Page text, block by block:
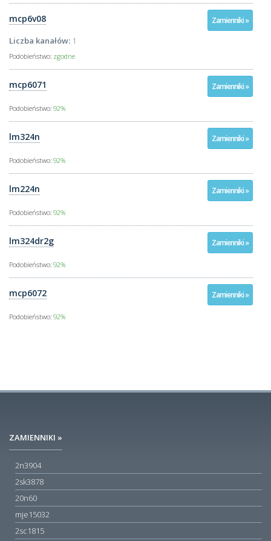
Zamienniki »
mcp6v08
Liczba kanałów: 1
Podobieństwo: zgodne
Zamienniki »
mcp6071
Podobieństwo: 92%
Zamienniki »
lm324n
Podobieństwo: 92%
Zamienniki »
lm224n
Podobieństwo: 92%
Zamienniki »
lm324dr2g
Podobieństwo: 92%
Zamienniki »
mcp6072
Podobieństwo: 92%
ZAMIENNIKI »
2n3904
2sk3878
20n60
mje15032
2sc1815